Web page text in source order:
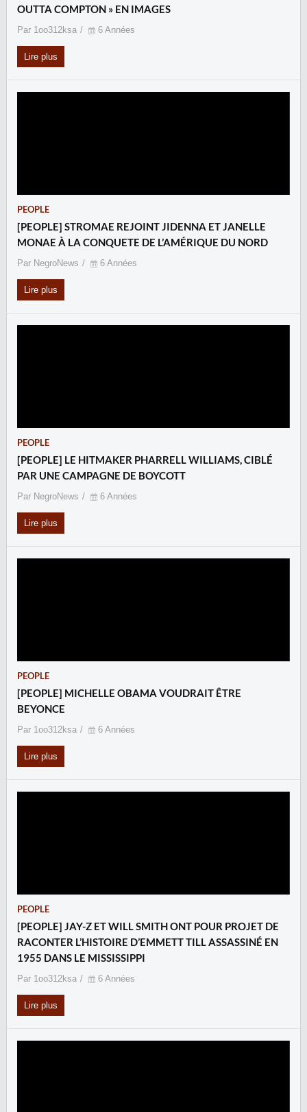
OUTTA COMPTON » EN IMAGES
Par 1oo312ksa 6 Années
Lire plus
PEOPLE
[PEOPLE] STROMAE REJOINT JIDENNA ET JANELLE
MONAE À LA CONQUETE DE L’AMÉRIQUE DU NORD
Par NegroNews 6 Années
Lire plus
PEOPLE
[PEOPLE] LE HITMAKER PHARRELL WILLIAMS, CIBLÉ
PAR UNE CAMPAGNE DE BOYCOTT
Par NegroNews 6 Années
Lire plus
PEOPLE
[PEOPLE] MICHELLE OBAMA VOUDRAIT ÊTRE
BEYONCE
Par 1oo312ksa 6 Années
Lire plus
PEOPLE
[PEOPLE] JAY-Z ET WILL SMITH ONT POUR PROJET DE
RACONTER L’HISTOIRE D’EMMETT TILL ASSASSINÉ EN
1955 DANS LE MISSISSIPPI
Par 1oo312ksa 6 Années
Lire plus